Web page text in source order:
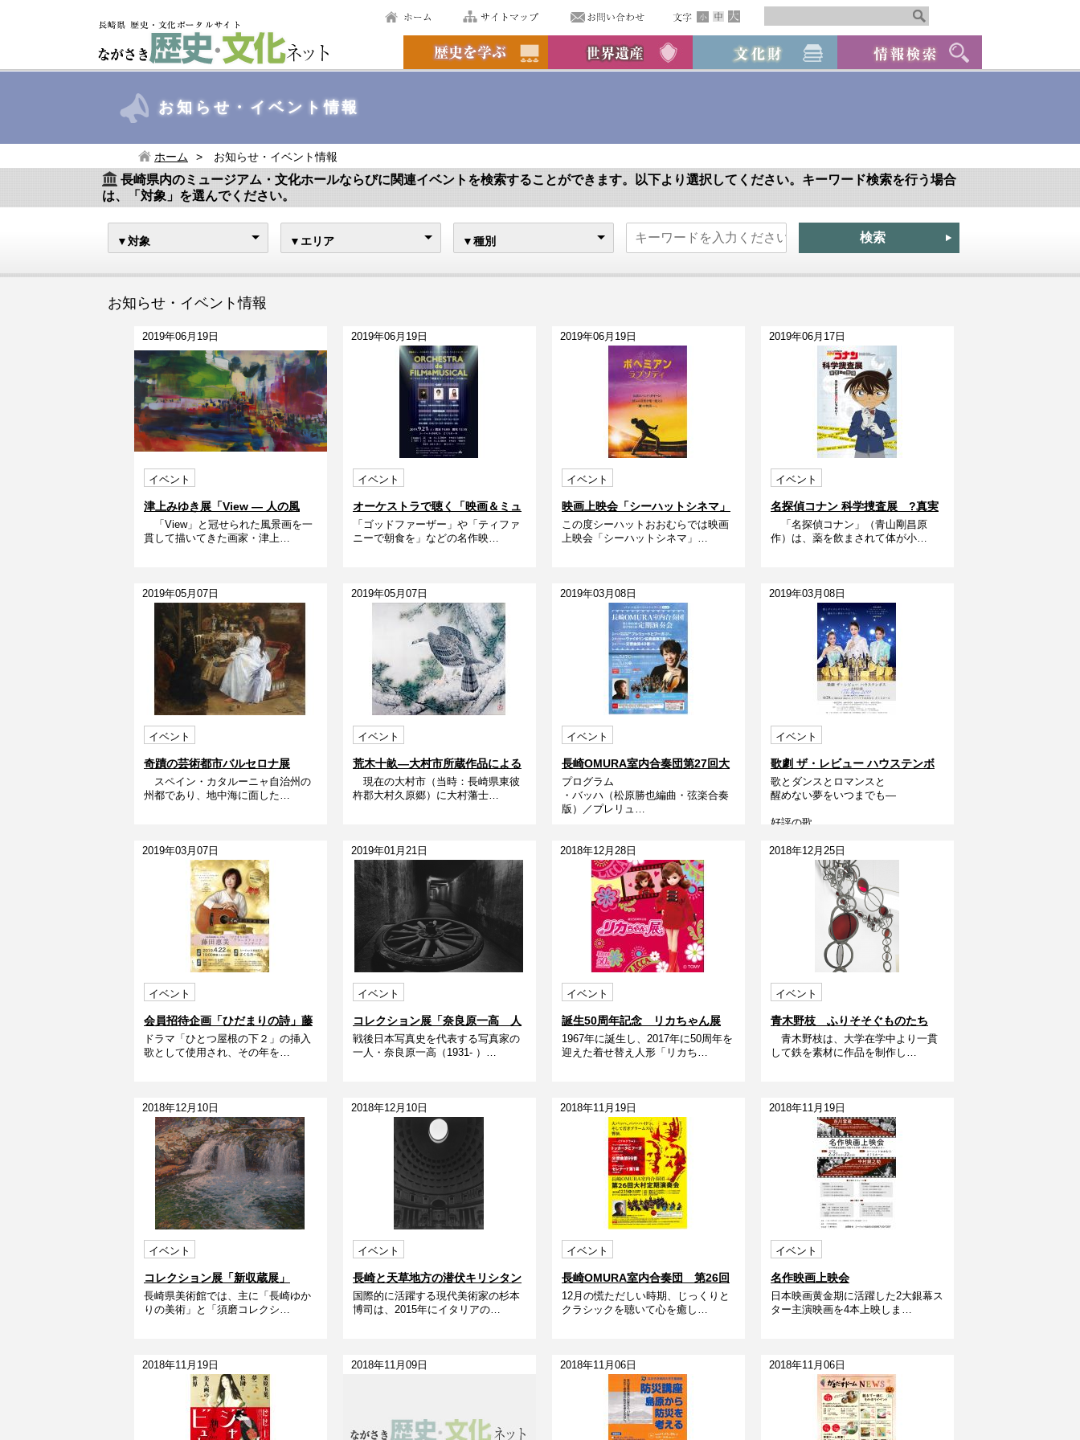
お知らせ・イベント情報
ホーム お知らせ・イベント情報
長崎県内のミュージアム・文化ホールならびに関連イベントを検索することができます。以下より選択してください。キーワード検索を行う場合
は、「対象」を選んでください。
▼対象 ▼エリア ▼種別
お知らせ・イベント情報
2019年06月19日
イベント
津上みゆき展「View ― 人の風
景」
「View」と冠せられた風景画を一
貫して描いてきた画家・津上…
2019年06月19日
イベント
オーケストラで聴く「映画＆ミュ
ージカル」の名曲たち
「ゴッドファーザー」や「ティファ
ニーで朝食を」などの名作映…
2019年06月19日
イベント
映画上映会「シーハットシネマ」
この度シーハットおおむらでは映画
上映会「シーハットシネマ」…
2019年06月17日
イベント
名探偵コナン 科学捜査展 ?真実
への推理（アブダクション）?
「名探偵コナン」（青山剛昌原
作）は、薬を飲まされて体が小…
2019年05月07日
イベント
奇蹟の芸術都市バルセロナ展
スペイン・カタルーニャ自治州の
州都であり、地中海に面した…
2019年05月07日
イベント
荒木十畝―大村市所蔵作品による
現在の大村市（当時：長崎県東彼
杵郡大村久原郷）に大村藩士…
2019年03月08日
イベント
長崎OMURA室内合奏団第27回大
村定期演奏会
プログラム
・バッハ（松原勝也編曲・弦楽合奏
版）／プレリュ…
2019年03月08日
イベント
歌劇 ザ・レビュー ハウステンボ
ス 大村公演 The Revue2019
歌とダンスとロマンスと
醒めない夢をいつまでも―
好評の歌…
2019年03月07日
イベント
会員招待企画「ひだまりの詩」藤
田恵美アコースティックコンサー
ト
ドラマ「ひとつ屋根の下２」の挿入
歌として使用され、その年を…
2019年01月21日
イベント
コレクション展「奈良原一高 人
間の土地」
戦後日本写真史を代表する写真家の
一人・奈良原一高（1931- ）…
2018年12月28日
イベント
誕生50周年記念 リカちゃん展
1967年に誕生し、2017年に50周年を
迎えた着せ替え人形「リカち…
2018年12月25日
イベント
青木野枝 ふりそそぐものたち
青木野枝は、大学在学中より一貫
して鉄を素材に作品を制作し…
2018年12月10日
イベント
コレクション展「新収蔵展」
長崎県美術館では、主に「長崎ゆか
りの美術」と「須磨コレクシ…
2018年12月10日
イベント
長崎と天草地方の潜伏キリシタン
関連遺産 世界文化遺産登録記
念 クアトロ・ラガッツィ 桃山
少年使節が見たヨーロッパ
国際的に活躍する現代美術家の杉本
博司は、2015年にイタリアの…
2018年11月19日
イベント
長崎OMURA室内合奏団 第26回
定期演奏会
12月の慌ただしい時期、じっくりと
クラシックを聴いて心を癒し…
2018年11月19日
イベント
名作映画上映会
日本映画黄金期に活躍した2大銀幕ス
ター主演映画を4本上映しま…
2018年11月19日 2018年11月09日 2018年11月06日 2018年11月06日